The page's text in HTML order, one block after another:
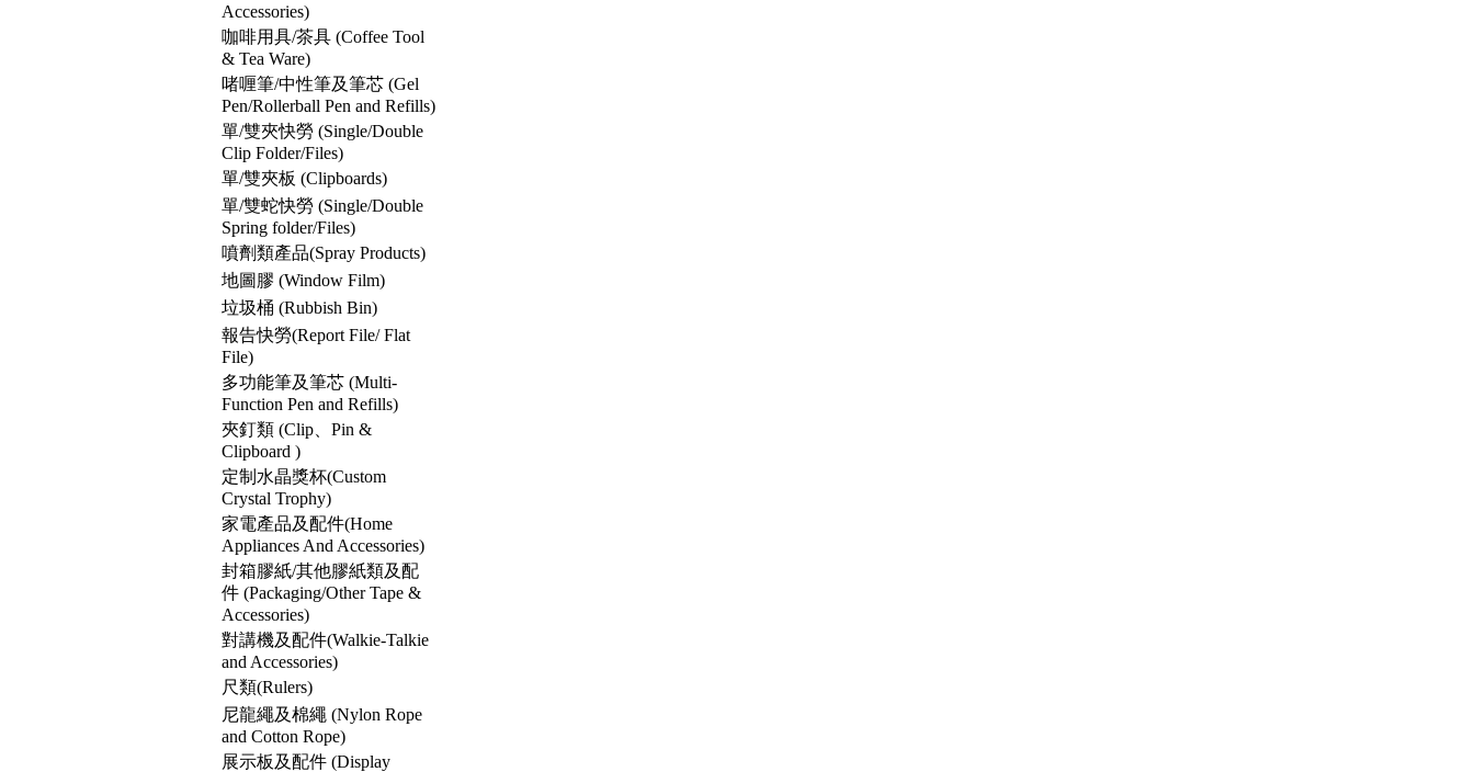
Accessories)
咖啡用具/茶具 (Coffee Tool
& Tea Ware)
啫喱筆/中性筆及筆芯 (Gel
Pen/Rollerball Pen and Refills)
單/雙夾快勞 (Single/Double
Clip Folder/Files)
單/雙夾板 (Clipboards)
單/雙蛇快勞 (Single/Double
Spring folder/Files)
噴劑類產品(Spray Products)
地圖膠 (Window Film)
垃圾桶 (Rubbish Bin)
報告快勞(Report File/ Flat
File)
多功能筆及筆芯 (Multi-
Function Pen and Refills)
夾釘類 (Clip、Pin &
Clipboard )
定制水晶獎杯(Custom
Crystal Trophy)
家電產品及配件(Home
Appliances And Accessories)
封箱膠紙/其他膠紙類及配
件 (Packaging/Other Tape &
Accessories)
對講機及配件(Walkie-Talkie
and Accessories)
尺類(Rulers)
尼龍繩及棉繩 (Nylon Rope
and Cotton Rope)
展示板及配件 (Display